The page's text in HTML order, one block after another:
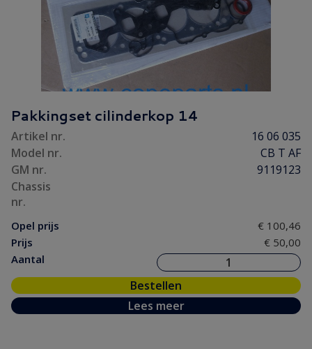
Pakkingset cilinderkop 14
Artikel nr.
16 06 035
Model nr.
CB T AF
GM nr.
9119123
Chassis
nr.
Opel prijs
€ 100,46
Prijs
€ 50,00
Aantal
Bestellen
Lees meer